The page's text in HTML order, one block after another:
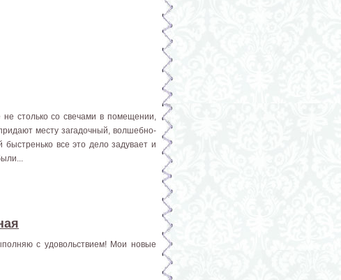
столько со свечами в помещении,
месту загадочный, волшебно-
быстренько все это дело задувает и
с удовольствием! Мои новые